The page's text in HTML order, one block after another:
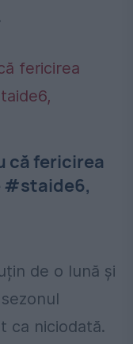
că fericirea
#staide6,
de o lună și
ca niciodată.